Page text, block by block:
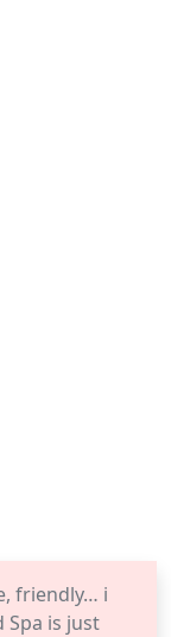
friendly… i
Spa is just